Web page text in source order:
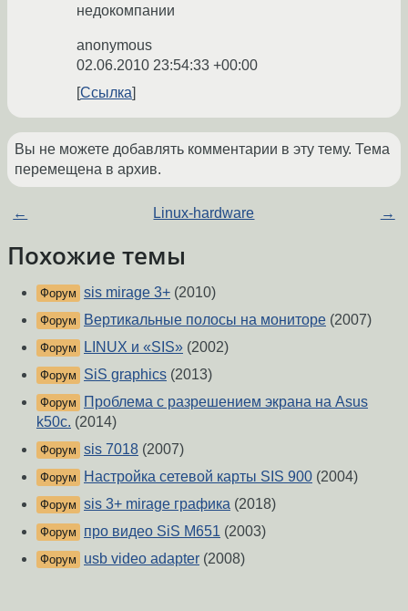
недокомпании
anonymous
02.06.2010 23:54:33 +00:00
Ссылка
Вы не можете добавлять комментарии в эту тему. Тема
перемещена в архив.
← Linux-hardware →
Похожие темы
Форум sis mirage 3+ (2010)
Форум Вертикальные полосы на мониторе (2007)
Форум LINUX и «SIS» (2002)
Форум SiS graphics (2013)
Форум
Проблема с разрешением экрана на Asus
k50c. (2014)
Форум sis 7018 (2007)
Форум Настройка сетевой карты SIS 900 (2004)
Форум sis 3+ mirage графика (2018)
Форум про видео SiS M651 (2003)
Форум usb video adapter (2008)